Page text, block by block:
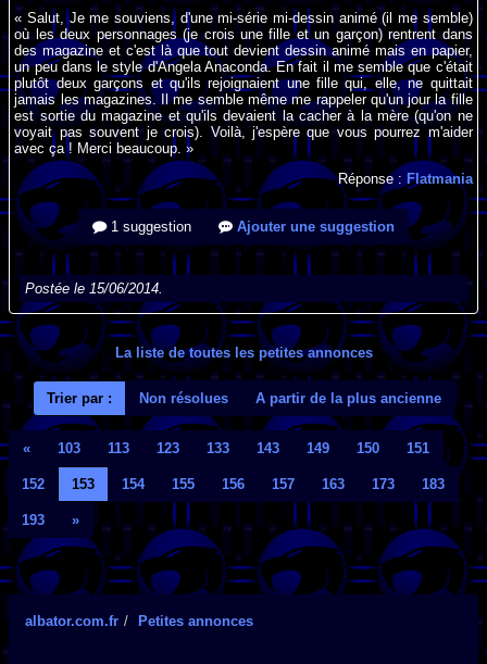
« Salut, Je me souviens, d'une mi-série mi-dessin animé (il me semble)
où les deux personnages (je crois une fille et un garçon) rentrent dans
des magazine et c'est là que tout devient dessin animé mais en papier,
un peu dans le style d'Angela Anaconda. En fait il me semble que c'était
plutôt deux garçons et qu'ils rejoignaient une fille qui, elle, ne quittait
jamais les magazines. Il me semble même me rappeler qu'un jour la fille
est sortie du magazine et qu'ils devaient la cacher à la mère (qu'on ne
voyait pas souvent je crois). Voilà, j'espère que vous pourrez m'aider
avec ça ! Merci beaucoup. »
Réponse : Flatmania
1 suggestion Ajouter une suggestion
Postée le 15/06/2014.
La liste de toutes les petites annonces
Trier par : Non résolues A partir de la plus ancienne
« 103 113 123 133 143 149 150 151
152 153 154 155 156 157 163 173 183
193 »
albator.com.fr Petites annonces